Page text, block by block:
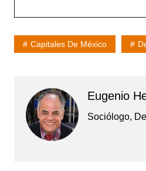
Capitales De México
Eugenio
Sociólogo,